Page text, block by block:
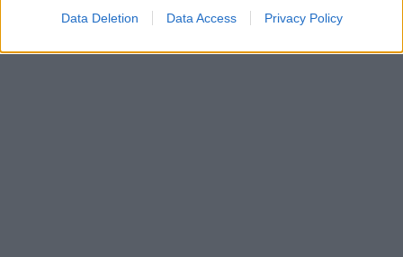
Data Deletion Data Access Privacy Policy